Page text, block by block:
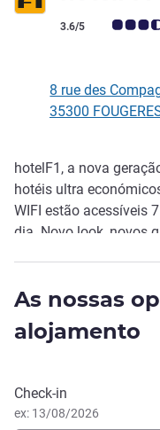
Nota clientes Avis
3.6/5
8 rue des
35300
Descrição
hotelF1, a nova
hotéis ultra
WIFI estão acessíveis
dia. Novo look, novos
espaçoso e bem
central para tomar o
hotelF1, pague menos,
As nossas
alojamento
Reservar este
Check-in
ex: 13/08/2026